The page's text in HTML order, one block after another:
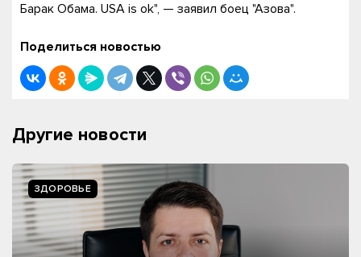
Барак Обама. USA is ok", — заявил боец "Азова".
Поделиться новостью
Другие новости
ЗДОРОВЬЕ